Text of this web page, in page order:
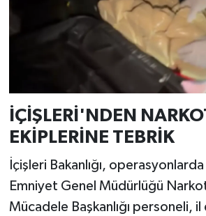
İÇİŞLERİ'NDEN
EKİPLERİNE TEBRİK
İçişleri Bakanlığı,
Emniyet Genel Müdürlüğü
Mücadele Başkanlığı personeli,